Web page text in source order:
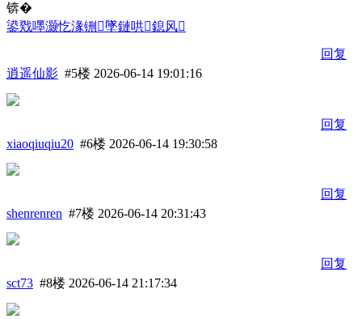
锛�
鍙戣嚜灏忔湪铏墜鏈哄鎴风
回复
逍遥仙影 #5楼 2026-06-14 19:01:16
回复
xiaoqiuqiu20 #6楼 2026-06-14 19:30:58
回复
shenrenren #7楼 2026-06-14 20:31:43
回复
sct73 #8楼 2026-06-14 21:17:34